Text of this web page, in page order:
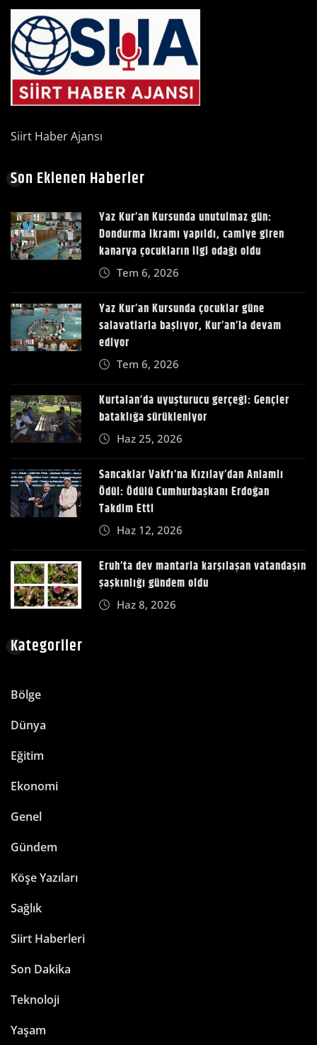
Siirt Haber Ajansı
Son Eklenen Haberler
Yaz Kur’an Kursunda unutulmaz gün:
Dondurma ikramı yapıldı, camiye giren
kanarya çocukların ilgi odağı oldu
Tem 6, 2026
Yaz Kur’an Kursunda çocuklar güne
salavatlarla başlıyor, Kur’an’la devam
ediyor
Tem 6, 2026
Kurtalan’da uyuşturucu gerçeği: Gençler
bataklığa sürükleniyor
Haz 25, 2026
Sancaklar Vakfı’na Kızılay’dan Anlamlı
Ödül: Ödülü Cumhurbaşkanı Erdoğan
Takdim Etti
Haz 12, 2026
Eruh’ta dev mantarla karşılaşan vatandaşın
şaşkınlığı gündem oldu
Haz 8, 2026
Kategoriler
Bölge
Dünya
Eğitim
Ekonomi
Genel
Gündem
Köşe Yazıları
Sağlık
Siirt Haberleri
Son Dakika
Teknoloji
Yaşam